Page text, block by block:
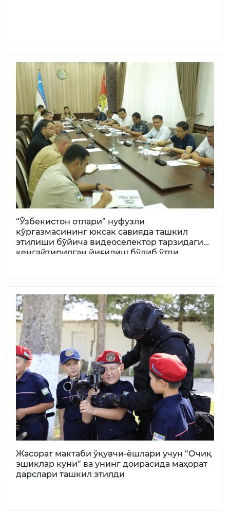
“Ўзбекистон отлари” нуфузли
кўргазмасининг юксак савияда ташкил
этилиши бўйича видеоселектор тарзидаги
кенгайтирилган йиғилиш бўлиб ўтди
Жасорат мактаби ўқувчи-ёшлари учун “Очиқ
эшиклар куни” ва унинг доирасида маҳорат
дарслари ташкил этилди